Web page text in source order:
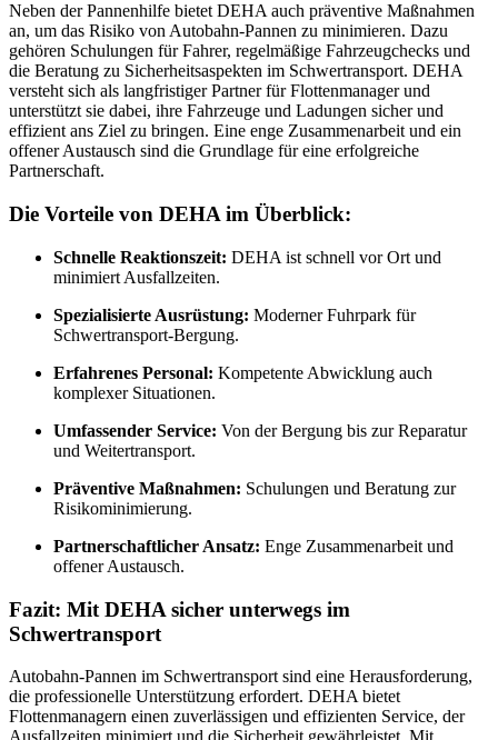
Neben der Pannenhilfe bietet DEHA auch präventive Maßnahmen
an, um das Risiko von Autobahn-Pannen zu minimieren. Dazu
gehören Schulungen für Fahrer, regelmäßige Fahrzeugchecks und
die Beratung zu Sicherheitsaspekten im Schwertransport. DEHA
versteht sich als langfristiger Partner für Flottenmanager und
unterstützt sie dabei, ihre Fahrzeuge und Ladungen sicher und
effizient ans Ziel zu bringen. Eine enge Zusammenarbeit und ein
offener Austausch sind die Grundlage für eine erfolgreiche
Partnerschaft.
Die Vorteile von DEHA im Überblick:
Schnelle Reaktionszeit: DEHA ist schnell vor Ort und
minimiert Ausfallzeiten.
Spezialisierte Ausrüstung: Moderner Fuhrpark für
Schwertransport-Bergung.
Erfahrenes Personal: Kompetente Abwicklung auch
komplexer Situationen.
Umfassender Service: Von der Bergung bis zur Reparatur
und Weitertransport.
Präventive Maßnahmen: Schulungen und Beratung zur
Risikominimierung.
Partnerschaftlicher Ansatz: Enge Zusammenarbeit und
offener Austausch.
Fazit: Mit DEHA sicher unterwegs im
Schwertransport
Autobahn-Pannen im Schwertransport sind eine Herausforderung,
die professionelle Unterstützung erfordert. DEHA bietet
Flottenmanagern einen zuverlässigen und effizienten Service, der